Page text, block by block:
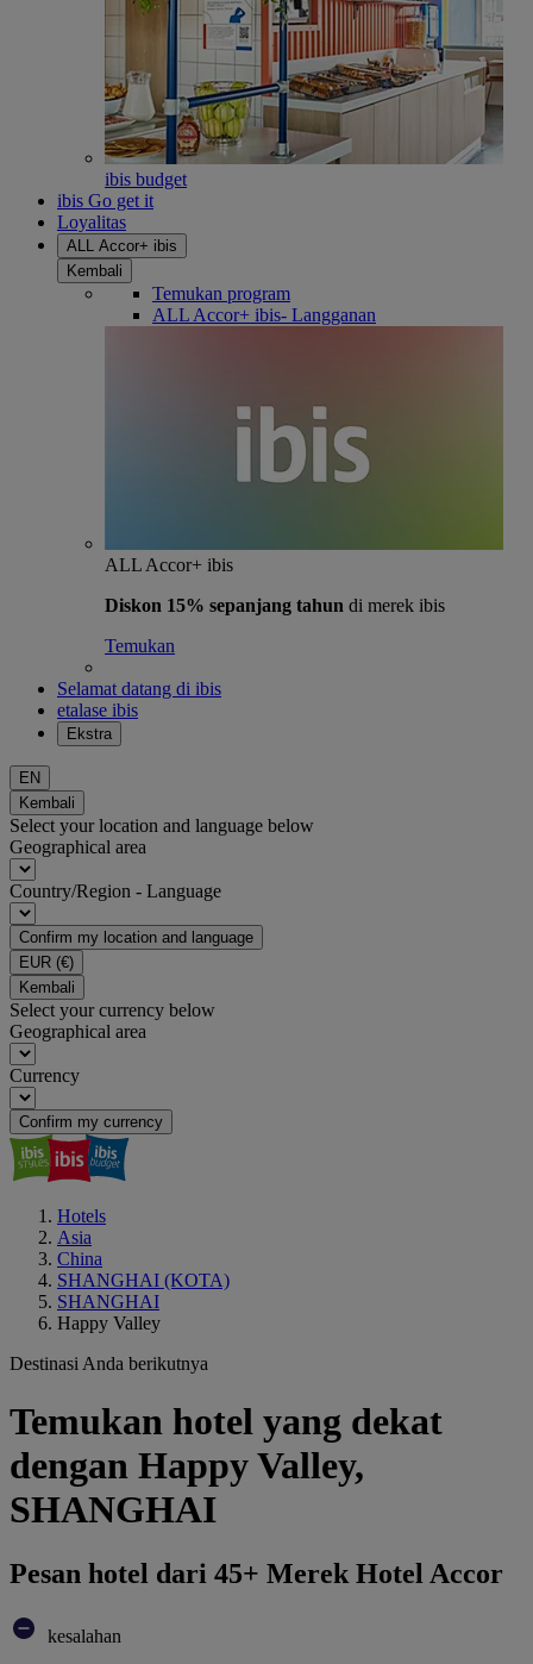
ibis budget
ibis Go get it
Loyalitas
ALL Accor+ ibis
Kembali
Temukan program
ALL Accor+ ibis- Langganan
ALL Accor+ ibis
Diskon 15% sepanjang tahun di merek ibis
Temukan
Selamat datang di ibis
etalase ibis
Ekstra
EN
Kembali
Select your location and language below
Geographical area
Country/Region - Language
Confirm my location and language
EUR (€)
Kembali
Select your currency below
Geographical area
Currency
Confirm my currency
Hotels
Asia
China
SHANGHAI (KOTA)
SHANGHAI
Happy Valley
Destinasi Anda berikutnya
Temukan hotel yang dekat
dengan Happy Valley,
SHANGHAI
Pesan hotel dari 45+ Merek Hotel Accor
kesalahan